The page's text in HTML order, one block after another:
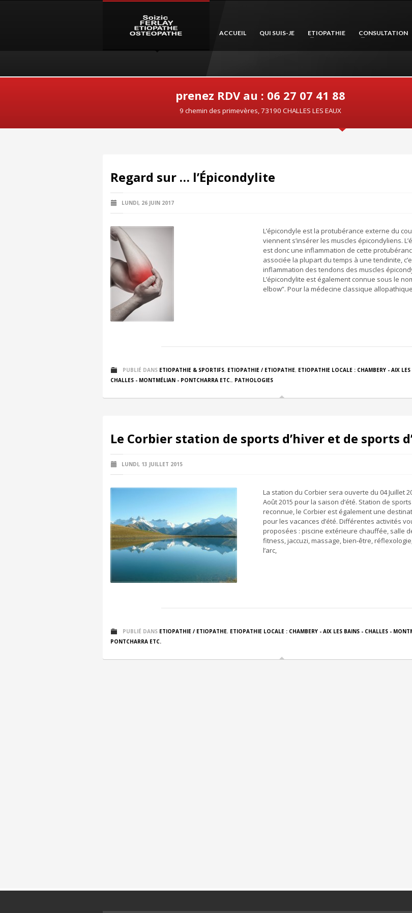
ACCUEIL QUI SUIS-JE ETIOPATHIE CONSULTATION
prenez RDV au : 06 27 07 41 88
9 chemin des primevères, 73190 CHALLES LES EAUX
Regard sur … l’Épicondylite
LUNDI, 26 JUIN 2017
L’épicondyle est la protubérance externe du
viennent s’insérer les muscles épicondyliens.
est donc une inflammation de cette
associée la plupart du temps à une tendinite,
inflammation des tendons des muscles
L’épicondylite est également connue sous le
elbow”. Pour la médecine classique
PUBLIÉ DANS ETIOPATHIE & SPORTIFS, ETIOPATHIE / ETIOPATHE, ETIOPATHIE LOCALE : CHAMBERY - AIX
CHALLES - MONTMÉLIAN - PONTCHARRA ETC., PATHOLOGIES
Le Corbier station de sports d’hiver et de sports
LUNDI, 13 JUILLET 2015
La station du Corbier sera ouverte du 04 Juillet
Août 2015 pour la saison d’été. Station de sports
reconnue, le Corbier est également une
pour les vacances d’été. Différentes activités
proposées : piscine extérieure chauffée, salle
fitness, jaccuzi, massage, bien-être,
l’arc,
PUBLIÉ DANS ETIOPATHIE / ETIOPATHE, ETIOPATHIE LOCALE : CHAMBERY - AIX LES BAINS - CHALLES -
PONTCHARRA ETC.